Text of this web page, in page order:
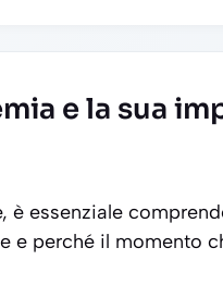
e la sua
è essenziale
e perché il momento